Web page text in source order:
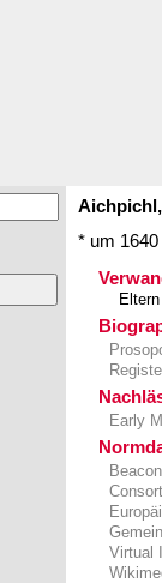
Aichpichl,
* um 1640
Eltern
Early
Virtual